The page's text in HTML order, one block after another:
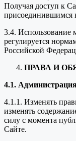
Получая доступ к
присоединившимся
3.4. Использование
регулируется
Российской
ПРАВА И
4.1.
4.1.1. Изменять
изменять
силу с момента
Сайте.